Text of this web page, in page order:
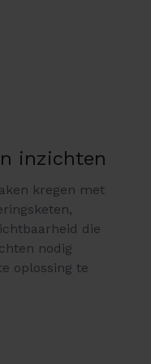
inzichten
kregen met
die
nodig
oplossing te